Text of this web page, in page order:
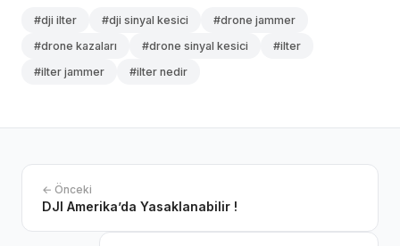
#dji ilter #dji sinyal kesici
#drone jammer
#drone kazaları
#drone sinyal kesici
#ilter
#ilter jammer
#ilter nedir
← Önceki
DJI Amerika’da Yasaklanabilir !